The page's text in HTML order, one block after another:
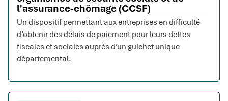
l'assurance-chômage (CCSF)
Un dispositif permettant aux entreprises en difficulté
d’obtenir des délais de paiement pour leurs dettes
fiscales et sociales auprès d’un guichet unique
départemental.